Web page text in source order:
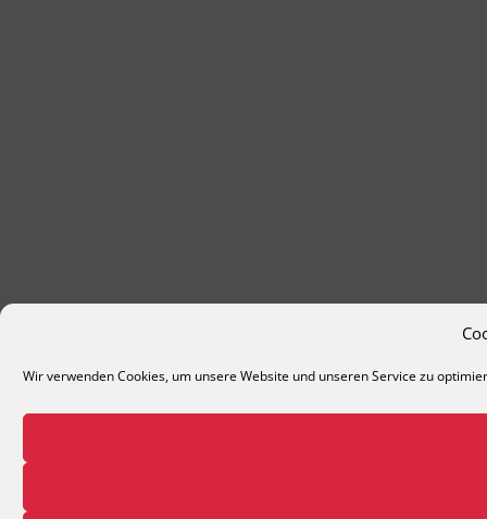
Wir verwenden Cookies, um unsere Website und unseren Service zu